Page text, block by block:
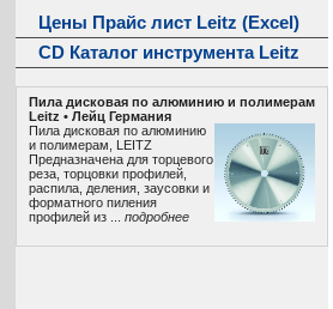
Цены Прайс лист Leitz (Excel)
CD Каталог инструмента Leitz
Пила дисковая по алюминию и полимерам
Leitz • Лeйц Германия
Пила дисковая по алюминию
и полимерам, LEITZ
Предназначена для торцевого
реза, торцовки профилей,
распила, деления, заусовки и
форматного пиления
профилей из ... подробнее